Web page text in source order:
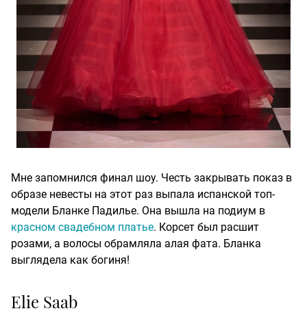
Мне запомнился финал шоу. Честь закрывать показ в
образе невесты на этот раз выпала испанской топ-
модели Бланке Падилье. Она вышла на подиум в
красном свадебном платье. Корсет был расшит
розами, а волосы обрамляла алая фата. Бланка
выглядела как богиня!
Elie Saab